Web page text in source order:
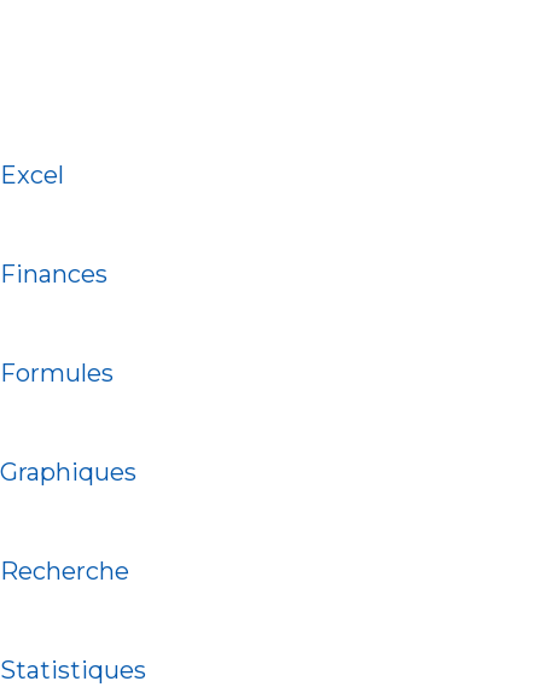
Excel
Finances
Formules
Graphiques
Recherche
Statistiques